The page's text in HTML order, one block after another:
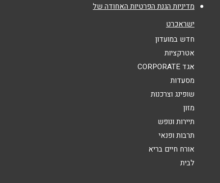
אנא חזרו אלי בקשר ל...
הודעה
מדיניות הגנת הפרטיות האחודה של
ישראכרט
חדש במועדון
אטרקציות
אגד CORPORATE
מסעדות
שופינג וצרכנות
מזון
תיירות ונופש
תרבות ופנאי
אורח חיים בריא
לבית